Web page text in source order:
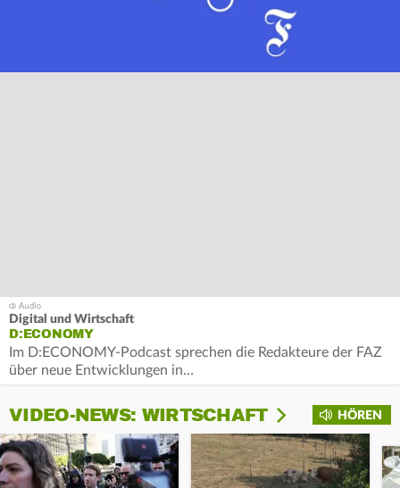
Digital und Wirtschaft
D:ECONOMY
Im D:ECONOMY-Podcast sprechen die Redakteure der FAZ
über neue Entwicklungen in…
HÖREN
VIDEO-NEWS: WIRTSCHAFT